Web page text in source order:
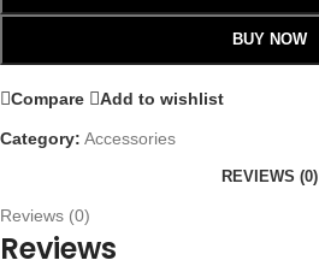
BUY NOW
Compare Add to wishlist
Category: Accessories
REVIEWS (0)
Reviews (0)
Reviews